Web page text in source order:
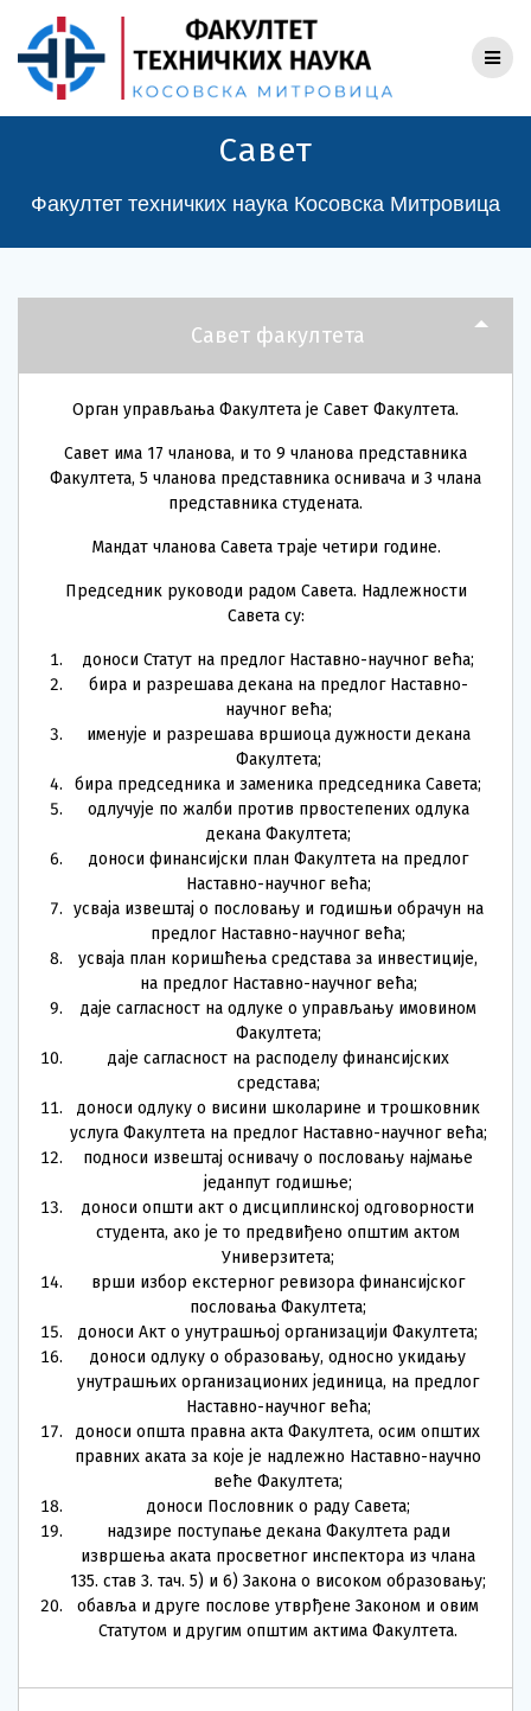
to
content
Савет
Факултет техничких наука Косовска Митровица
Савет факултета
Орган управљања Факултета је Савет Факултета.
Савет има 17 чланова, и то 9 чланова представника
Факултета, 5 чланова представника оснивача и 3 члана
представника студената.
Мандат чланова Савета траје четири године.
Председник руководи радом Савета. Надлежности
Савета су:
доноси Статут на предлог Наставно-научног већа;
бира и разрешава декана на предлог Наставно-
научног већа;
именује и разрешава вршиоца дужности декана
Факултета;
бира председника и заменика председника Савета;
одлучује по жалби против првостепених одлука
декана Факултета;
доноси финансијски план Факултета на предлог
Наставно-научног већа;
усваја извештај о пословању и годишњи обрачун на
предлог Наставно-научног већа;
усваја план коришћења средстава за инвестиције,
на предлог Наставно-научног већа;
даје сагласност на одлуке о управљању имовином
Факултета;
даје сагласност на расподелу финансијских
средстава;
доноси одлуку о висини школарине и трошковник
услуга Факултета на предлог Наставно-научног већа;
подноси извештај оснивачу о пословању најмање
једанпут годишње;
доноси општи акт о дисциплинској одговорности
студента, ако је то предвиђено општим актом
Универзитета;
врши избор екстерног ревизора финансијског
пословања Факултета;
доноси Акт о унутрашњој организацији Факултета;
доноси одлуку о образовању, односно укидању
унутрашњих организационих јединица, на предлог
Наставно-научног већа;
доноси општа правна акта Факултета, осим општих
правних аката за које је надлежно Наставно-научно
веће Факултета;
доноси Пословник о раду Савета;
надзире поступање декана Факултета ради
извршења аката просветног инспектора из члана
135. став 3. тач. 5) и 6) Закона о високом образовању;
обавља и друге послове утврђене Законом и овим
Статутом и другим општим актима Факултета.